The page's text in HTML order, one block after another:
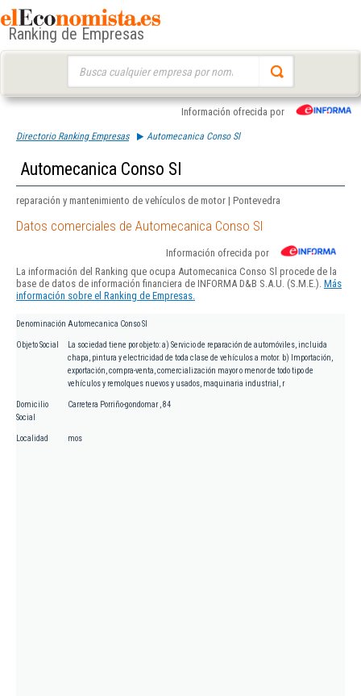
Ranking de Empresas
Información ofrecida por
Directorio Ranking Empresas Automecanica Conso Sl
Automecanica Conso Sl
reparación y mantenimiento de vehículos de motor | Pontevedra
Datos comerciales de Automecanica Conso Sl
Información ofrecida por
La información del Ranking que ocupa Automecanica Conso Sl procede de la
base de datos de información financiera de INFORMA D&B S.A.U. (S.M.E.). Más
información sobre el Ranking de Empresas.
Denominación Automecanica Conso Sl
Objeto Social
La sociedad tiene por objeto: a) Servicio de reparación de automóviles, incluida
chapa, pintura y electricidad de toda clase de vehículos a motor. b) Importación,
exportación, compra-venta, comercialización mayor o menor de todo tipo de
vehículos y remolques nuevos y usados, maquinaria industrial, r
Domicilio
Social
Carretera Porriño-gondomar , 84
Localidad mos